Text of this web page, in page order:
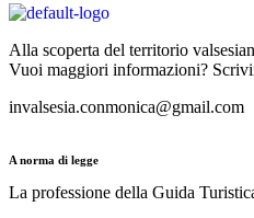
Alla scoperta del territorio
Vuoi maggiori informazioni?
invalsesia.conmonica@gmail.com
A norma di legge
La professione della Guida